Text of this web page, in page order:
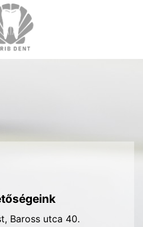
Baross utca 40.